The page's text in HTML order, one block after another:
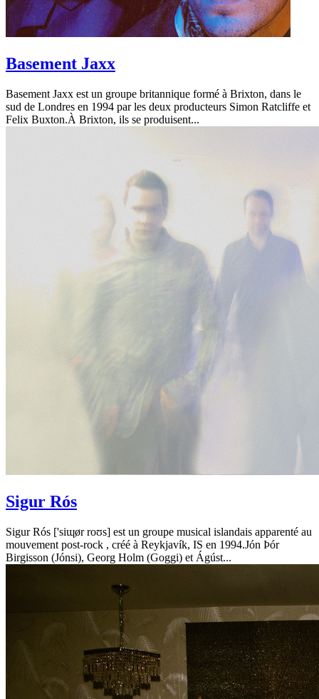
Basement Jaxx
Basement Jaxx est un groupe britannique formé à Brixton, dans le
sud de Londres en 1994 par les deux producteurs Simon Ratcliffe et
Felix Buxton.À Brixton, ils se produisent...
Sigur Rós
Sigur Rós ['siɰør roʊs] est un groupe musical islandais apparenté au
mouvement post-rock , créé à Reykjavík, IS en 1994.Jón Þór
Birgisson (Jónsi), Georg Holm (Goggi) et Ágúst...